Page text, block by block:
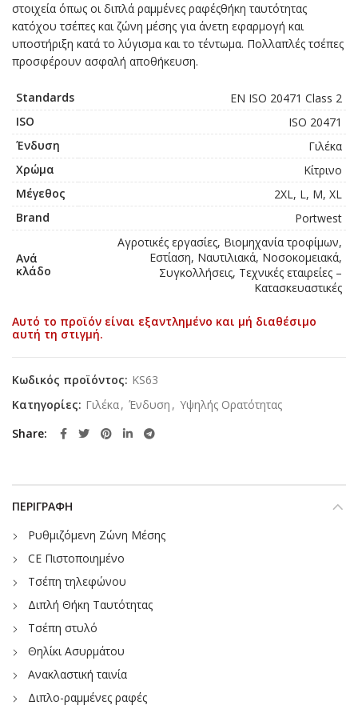
στοιχεία όπως οι διπλά ραμμένες ραφέςθήκη ταυτότητας
κατόχου τσέπες και ζώνη μέσης για άνετη εφαρμογή και
υποστήριξη κατά το λύγισμα και το τέντωμα. Πολλαπλές τσέπες
προσφέρουν ασφαλή αποθήκευση.
Standards
EN ISO 20471 Class 2
ISO
ISO 20471
Ένδυση
Γιλέκα
Χρώμα
Κίτρινο
Μέγεθος
2XL, L, M, XL
Brand
Portwest
Ανά
κλάδο
Αγροτικές εργασίες, Βιομηχανία τροφίμων,
Εστίαση, Ναυτιλιακά, Νοσοκομειακά,
Συγκολλήσεις, Τεχνικές εταιρείες –
Κατασκευαστικές
Αυτό το προϊόν είναι εξαντλημένο και μή διαθέσιμο
αυτή τη στιγμή.
Κωδικός προϊόντος: KS63
Κατηγορίες: Γιλέκα, Ένδυση , Υψηλής Ορατότητας
Share
ΠΕΡΙΓΡΑΦΉ
Ρυθμιζόμενη Ζώνη Μέσης
CE Πιστοποιημένο
Τσέπη τηλεφώνου
Διπλή Θήκη Ταυτότητας
Τσέπη στυλό
Θηλίκι Ασυρμάτου
Ανακλαστική ταινία
Διπλο-ραμμένες ραφές